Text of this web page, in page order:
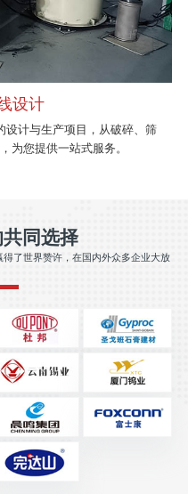
设计
计与生产项目，从破碎、筛
为您提供一站式服务。
同选择
了世界赞许，在国内外众多企业大放